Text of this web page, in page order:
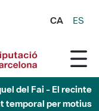
CA ES
del Fai - El recinte
temporal per motius